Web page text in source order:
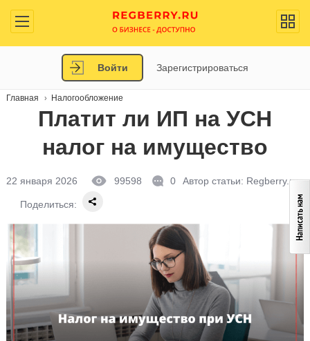
Войти Зарегистрироваться
Главная Налогообложение
Платит ли ИП на УСН
налог на имущество
22 января 2026 99598 0 Автор статьи: Regberry.ru
Поделиться: